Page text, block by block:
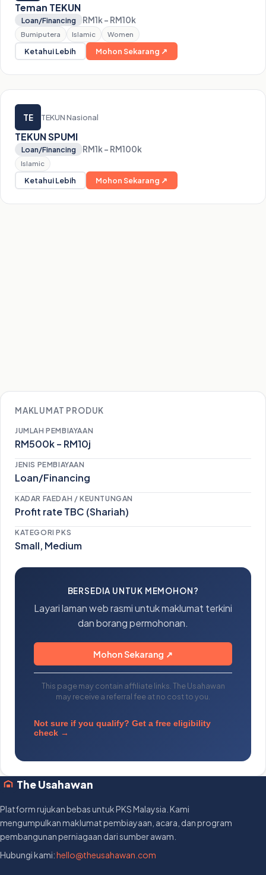
Teman TEKUN
Loan/Financing RM1k – RM10k
Bumiputera Islamic Women
Ketahui Lebih Mohon Sekarang ↗
TE TEKUN Nasional
TEKUN SPUMI
Loan/Financing RM1k – RM100k
Islamic
Ketahui Lebih Mohon Sekarang ↗
MAKLUMAT PRODUK
JUMLAH PEMBIAYAAN
RM500k – RM10j
JENIS PEMBIAYAAN
Loan/Financing
KADAR FAEDAH / KEUNTUNGAN
Profit rate TBC (Shariah)
KATEGORI PKS
Small, Medium
BERSEDIA UNTUK MEMOHON?
Layari laman web rasmi untuk maklumat terkini
dan borang permohonan.
Mohon Sekarang ↗
This page may contain affiliate links. The Usahawan
may receive a referral fee at no cost to you.
Not sure if you qualify? Get a free eligibility
check →
The Usahawan
Platform rujukan bebas untuk PKS Malaysia. Kami
mengumpulkan maklumat pembiayaan, acara, dan program
pembangunan perniagaan dari sumber awam.
Hubungi kami:hello@theusahawan.com